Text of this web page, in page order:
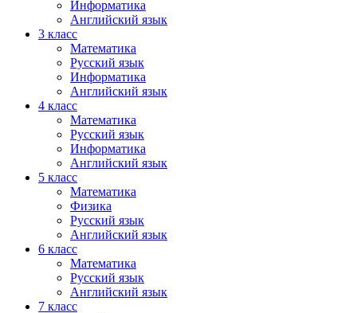
Информатика
Английский язык
3 класс
Математика
Русский язык
Информатика
Английский язык
4 класс
Математика
Русский язык
Информатика
Английский язык
5 класс
Математика
Физика
Русский язык
Английский язык
6 класс
Математика
Русский язык
Английский язык
7 класс